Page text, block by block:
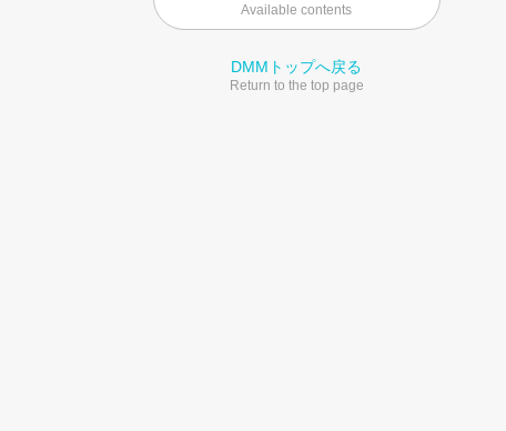
Available contents
DMMトップへ戻る
Return to the top page